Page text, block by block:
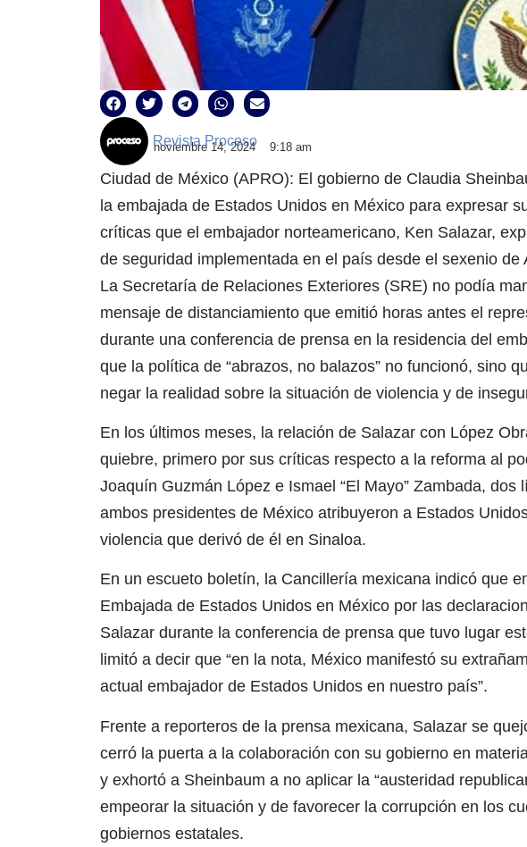
Revista Proceso
noviembre 14, 2024 9:18 am
Ciudad de México (APRO): El gobierno de Claudia
la embajada de Estados Unidos en México para expresar
críticas que el embajador norteamericano, Ken Salazar,
de seguridad implementada en el país desde el sexenio de
La Secretaría de Relaciones Exteriores (SRE) no podía
mensaje de distanciamiento que emitió horas antes el
durante una conferencia de prensa en la residencia del
que la política de “abrazos, no balazos” no funcionó, sino
negar la realidad sobre la situación de violencia y de
En los últimos meses, la relación de Salazar con López
quiebre, primero por sus críticas respecto a la reforma al
Joaquín Guzmán López e Ismael “El Mayo” Zambada,
ambos presidentes de México atribuyeron a Estados
violencia que derivó de él en Sinaloa.
En un escueto boletín, la Cancillería mexicana indicó que
Embajada de Estados Unidos en México por las
Salazar durante la conferencia de prensa que tuvo lugar
limitó a decir que “en la nota, México manifestó su
actual embajador de Estados Unidos en nuestro país”.
Frente a reporteros de la prensa mexicana, Salazar se
cerró la puerta a la colaboración con su gobierno en
y exhortó a Sheinbaum a no aplicar la “austeridad
empeorar la situación y de favorecer la corrupción en los
gobiernos estatales.